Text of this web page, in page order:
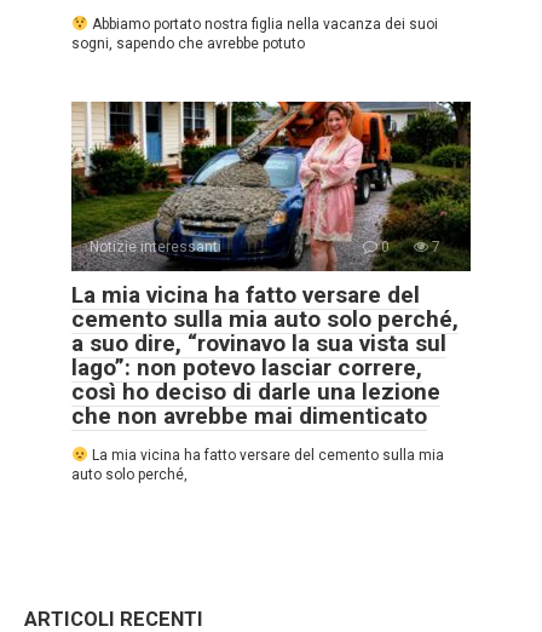
Abbiamo portato nostra figlia nella vacanza dei suoi
sogni, sapendo che avrebbe potuto
Notizie interessanti 0 7
La mia vicina ha fatto versare del
cemento sulla mia auto solo perché,
a suo dire, “rovinavo la sua vista sul
lago”: non potevo lasciar correre,
così ho deciso di darle una lezione
che non avrebbe mai dimenticato
La mia vicina ha fatto versare del cemento sulla mia
auto solo perché,
ARTICOLI RECENTI